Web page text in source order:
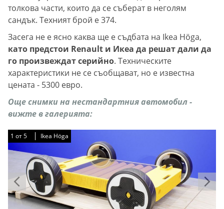
толкова части, които да се съберат в неголям
сандък. Техният брой е 374.
Засега не е ясно каква ще е съдбата на Ikea Höga,
като предстои Renault и Икеа да решат дали да
го произвеждат серийно. Техническите
характеристики не се съобщават, но е известна
цената - 5300 евро.
Още снимки на нестандартния автомобил -
вижте в галерията:
1 от5 Ikea Höga
1 от5 Ikea Höga
1 от5 Ikea Höga
1 от5 Ikea Höga
1 от5 Ikea Höga